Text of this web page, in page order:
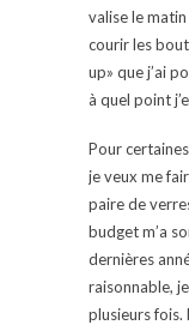
valise le
courir les
up» que j’ai
à quel point
Pour
je veux me
paire de
budget m’a
dernières
raisonnable,
plusieurs fois.